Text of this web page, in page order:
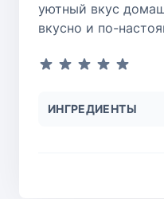
уютный вкус
вкусно и по-
ИНГРЕДИЕНТЫ